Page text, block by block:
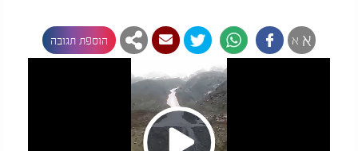
א א הוספת תגובה